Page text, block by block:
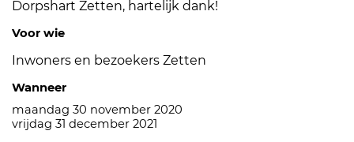
Dorpshart Zetten, hartelijk dank!
Voor wie
Inwoners en bezoekers Zetten
Wanneer
maandag 30 november 2020
vrijdag 31 december 2021